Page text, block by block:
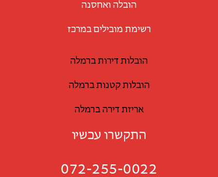
הובלה ואחסנה
רשימת מובילים במרכז
הובלות דירות ברמלה
הובלות קטנות ברמלה
אריזת דירה ברמלה
התקשרו עכשיו
072-255-0022